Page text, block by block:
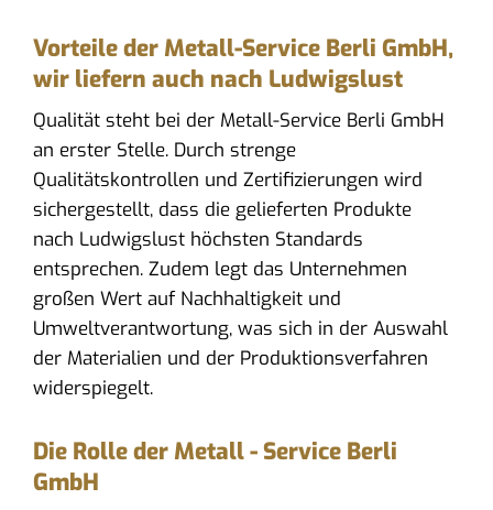
Vorteile der Metall-Service Berli GmbH,
wir liefern auch nach Ludwigslust
Qualität steht bei der Metall-Service Berli GmbH
an erster Stelle. Durch strenge
Qualitätskontrollen und Zertifizierungen wird
sichergestellt, dass die gelieferten Produkte
nach Ludwigslust höchsten Standards
entsprechen. Zudem legt das Unternehmen
großen Wert auf Nachhaltigkeit und
Umweltverantwortung, was sich in der Auswahl
der Materialien und der Produktionsverfahren
widerspiegelt.
Die Rolle der Metall - Service Berli
GmbH